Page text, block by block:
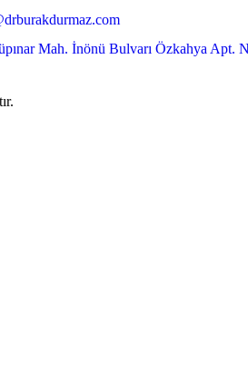
Mah. İnönü Bulvarı Özkahya Apt.